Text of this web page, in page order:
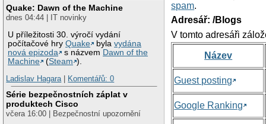
Quake: Dawn of the Machine
dnes 04:44 | IT novinky
U příležitosti 30. výročí vydání
počítačové hryQuake bylavydána
nová epizoda
s názvem Dawn of the
Machine
(Steam ).
Ladislav Hagara| Komentářů: 0
Série bezpečnostních záplat v
produktech Cisco
včera 16:00 | Bezpečnostní upozornění
spam.
Adresář: /Blogs
V tomto adresáři
Název
Guest posting
Google Ranking